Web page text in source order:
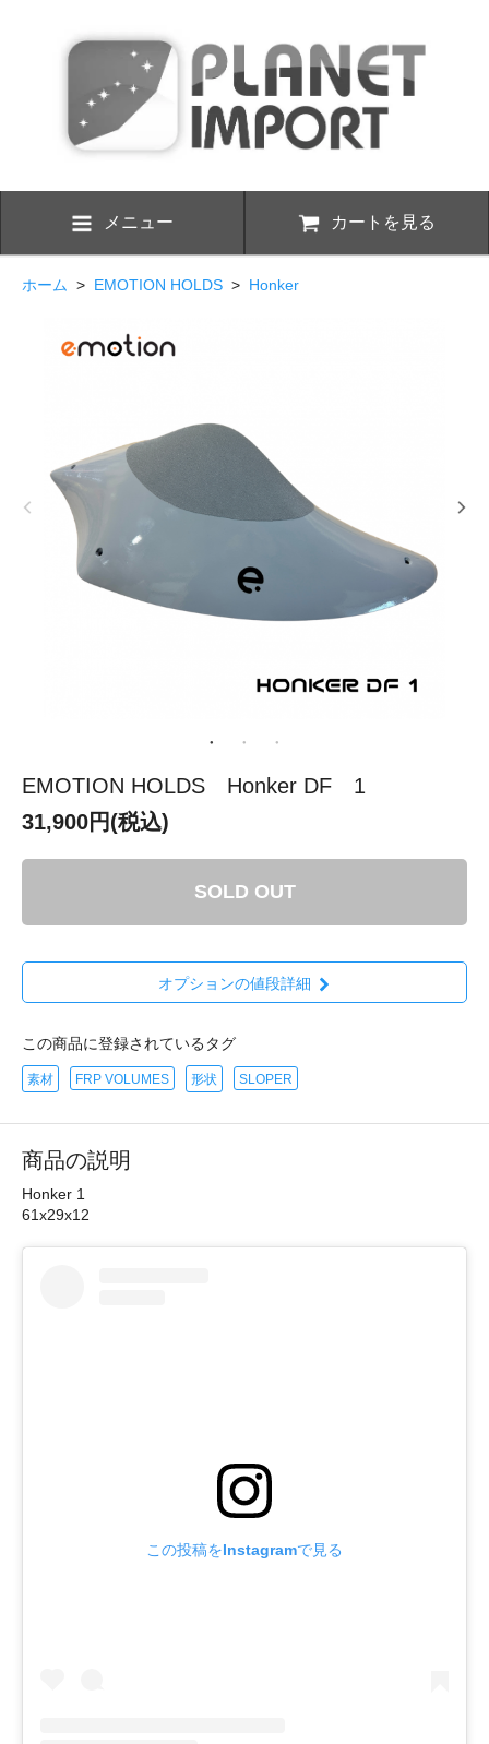
メニュー カートを見る
ホーム > EMOTION HOLDS > Honker
EMOTION HOLDS Honker DF 1
31,900円(税込)
SOLD OUT
オプションの値段詳細
この商品に登録されているタグ
素材 FRP VOLUMES 形状 SLOPER
商品の説明
Honker 1
61x29x12
この投稿をInstagramで見る